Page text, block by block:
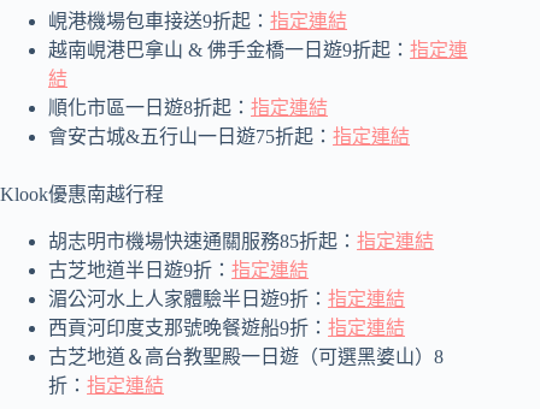
峴港機場包車接送9折起： 指定連結
越南峴港巴拿山 & 佛手金橋一日遊9折起： 指定連
結
順化市區一日遊8折起： 指定連結
會安古城&五行山一日遊75折起： 指定連結
Klook優惠南越行程
胡志明市機場快速通關服務85折起： 指定連結
古芝地道半日遊9折： 指定連結
湄公河水上人家體驗半日遊9折： 指定連結
西貢河印度支那號晚餐遊船9折： 指定連結
古芝地道＆高台教聖殿一日遊（可選黑婆山）8
折： 指定連結